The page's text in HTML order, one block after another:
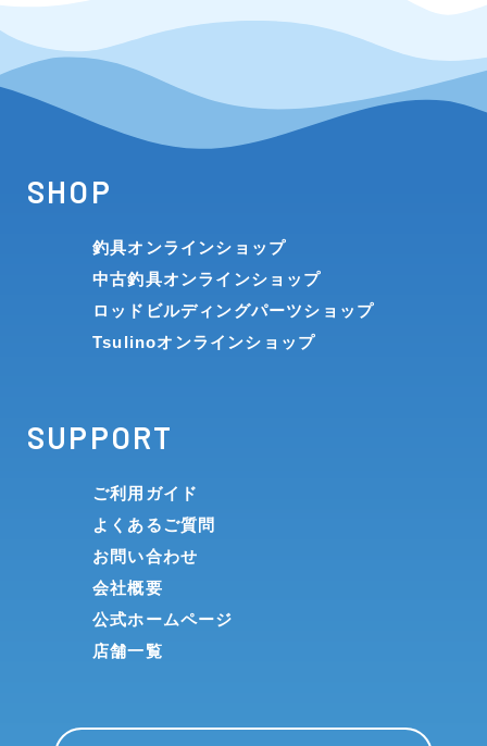
SHOP
釣具オンラインショップ
中古釣具オンラインショップ
ロッドビルディングパーツショップ
Tsulinoオンラインショップ
SUPPORT
ご利用ガイド
よくあるご質問
お問い合わせ
会社概要
公式ホームページ
店舗一覧